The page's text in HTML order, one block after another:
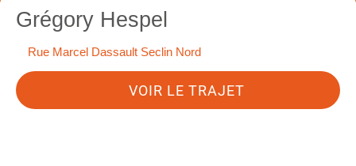
Grégory Hespel
Rue Marcel Dassault Seclin Nord
VOIR LE TRAJET